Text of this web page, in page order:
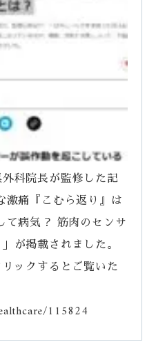
科院長が監修した記
痛『こむら返り』は
て病気？ 筋肉のセンサ
が掲載されました。
ックするとご覧いた
115824